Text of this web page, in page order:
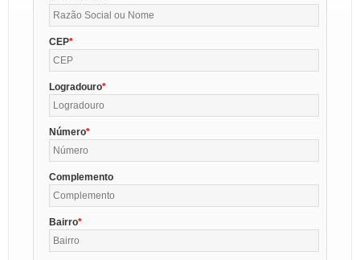
CEP
Logradouro
Número
Complemento
Bairro